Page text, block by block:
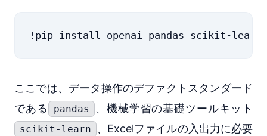
ここでは、データ操作のデファクトスタンダード
である
pandas 、機械学習の基礎ツールキット
scikit-learn
、Excelファイルの入出力に必要